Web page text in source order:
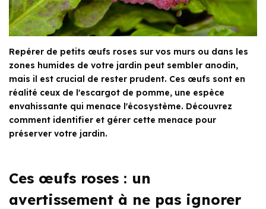
Repérer de petits œufs roses sur vos murs ou dans les
zones humides de votre jardin peut sembler anodin,
mais il est crucial de rester prudent. Ces œufs sont en
réalité ceux de l'escargot de pomme, une espèce
envahissante qui menace l'écosystème. Découvrez
comment identifier et gérer cette menace pour
préserver votre jardin.
Ces œufs roses : un
avertissement à ne pas ignorer